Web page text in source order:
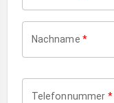
Nachname *
Telefonnummer *